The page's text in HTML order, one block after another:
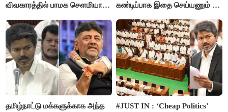
விவகாரத்தில் பாமக சௌமியா
கண்டிப்பாக இதை செய்யணும் -
தமிழ்நாட்டு மக்களுக்காக அந்த
#JUST IN : ‘Cheap Politics’